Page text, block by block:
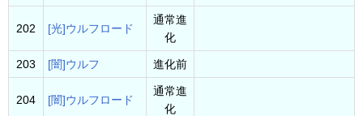
202 [光]ウルフロード
通常進
化
203 [闇]ウルフ 進化前
204 [闇]ウルフロード
通常進
化